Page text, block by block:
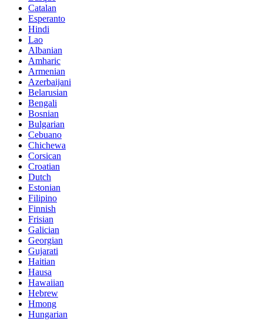
Catalan
Esperanto
Hindi
Lao
Albanian
Amharic
Armenian
Azerbaijani
Belarusian
Bengali
Bosnian
Bulgarian
Cebuano
Chichewa
Corsican
Croatian
Dutch
Estonian
Filipino
Finnish
Frisian
Galician
Georgian
Gujarati
Haitian
Hausa
Hawaiian
Hebrew
Hmong
Hungarian